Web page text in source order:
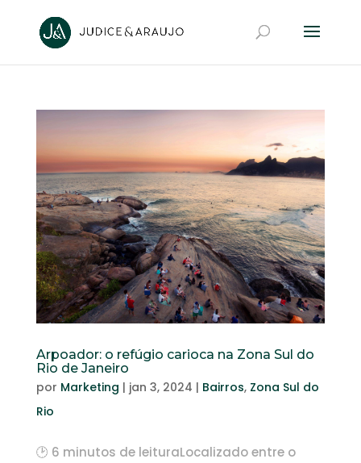
Arpoador: o refúgio carioca na Zona Sul do
Rio de Janeiro
por Marketing | jan 3, 2024 | Bairros, Zona Sul do
Rio
🕑 6 minutos de leituraLocalizado entre o